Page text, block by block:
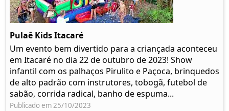
Pulaê Kids Itacaré
Um evento bem divertido para a criançada aconteceu
em Itacaré no dia 22 de outubro de 2023! Show
infantil com os palhaços Pirulito e Paçoca, brinquedos
de alto padrão com instrutores, tobogã, futebol de
sabão, corrida radical, banho de espuma...
Publicado em 25/10/2023